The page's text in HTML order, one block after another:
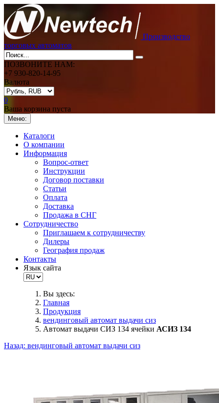
Производство
торговых автоматов
ПОЗВОНИТЕ НАМ:
+7 930-820-14-95
Валюта
0
Ваша корзина пуста
Меню:
Каталоги
О компании
Информация
Вопрос-ответ
Инструкции
Договор поставки
Статьи
Оплата
Доставка
Продажа в СНГ
Сотрудничество
Приглашаем к сотрудничеству
Дилеры
География продаж
Контакты
Язык сайта
Вы здесь:
Главная
Продукция
вендинговый автомат выдачи сиз
Автомат выдачи СИЗ 134 ячейки АСИЗ 134
Назад: вендинговый автомат выдачи сиз